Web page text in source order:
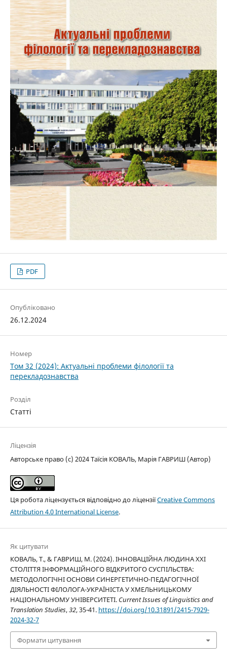
PDF
Опубліковано
26.12.2024
Номер
Том 32 (2024): Актуальні проблеми філології та
перекладознавства
Розділ
Статті
Ліцензія
Авторське право (c) 2024 Таїсія КОВАЛЬ, Марія ГАВРИШ (Автор)
Ця робота ліцензується відповідно до ліцензіїCreative Commons
Attribution 4.0 International License.
Як цитувати
КОВАЛЬ, Т., & ГАВРИШ, М. (2024). ІННОВАЦІЙНА ЛЮДИНА ХХІ
СТОЛІТТЯ ІНФОРМАЦІЙНОГО ВІДКРИТОГО СУСПІЛЬСТВА:
МЕТОДОЛОГІЧНІ ОСНОВИ СИНЕРГЕТИЧНО-ПЕДАГОГІЧНОЇ
ДІЯЛЬНОСТІ ФІЛОЛОГА-УКРАЇНІСТА У ХМЕЛЬНИЦЬКОМУ
НАЦІОНАЛЬНОМУ УНІВЕРСИТЕТІ. Current Issues of Linguistics and
Translation Studies,32, 35-41. https://doi.org/10.31891/2415-7929-
2024-32-7
Формати цитування